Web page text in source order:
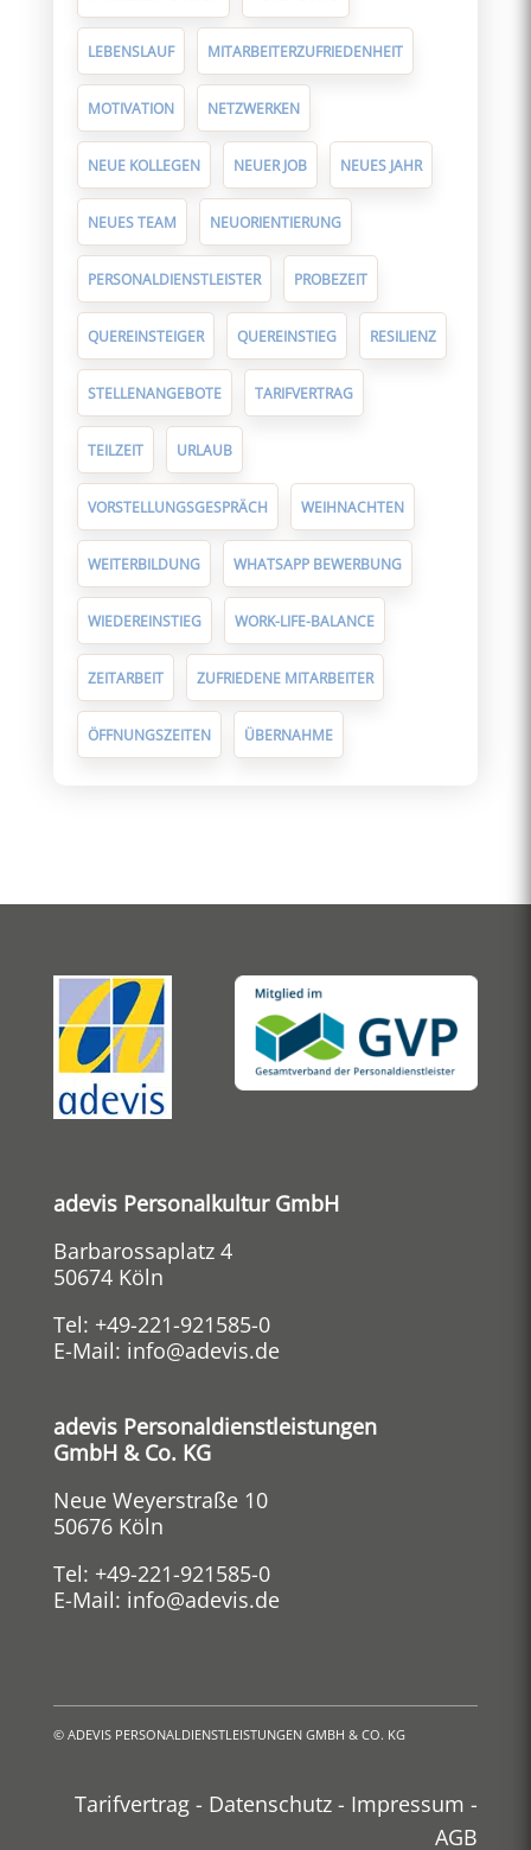
LEBENSLAUF MITARBEITERZUFRIEDENHEIT
MOTIVATION NETZWERKEN
NEUE KOLLEGEN NEUER JOB NEUES JAHR
NEUES TEAM NEUORIENTIERUNG
PERSONALDIENSTLEISTER PROBEZEIT
QUEREINSTEIGER QUEREINSTIEG RESILIENZ
STELLENANGEBOTE TARIFVERTRAG
TEILZEIT URLAUB
VORSTELLUNGSGESPRÄCH WEIHNACHTEN
WEITERBILDUNG WHATSAPP BEWERBUNG
WIEDEREINSTIEG WORK-LIFE-BALANCE
ZEITARBEIT ZUFRIEDENE MITARBEITER
ÖFFNUNGSZEITEN ÜBERNAHME
adevis Personalkultur GmbH
Barbarossaplatz 4
50674 Köln
Tel: +49-221-921585-0
E-Mail: info@adevis.de
adevis Personaldienstleistungen
GmbH & Co. KG
Neue Weyerstraße 10
50676 Köln
Tel: +49-221-921585-0
E-Mail: info@adevis.de
© ADEVIS PERSONALDIENSTLEISTUNGEN GMBH & CO. KG
Tarifvertrag - Datenschutz - Impressum -
AGB